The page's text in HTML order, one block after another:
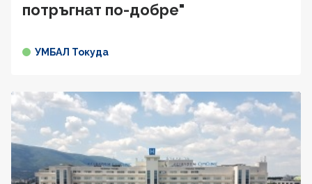
потръгнат по-добре"
УМБАЛ Токуда